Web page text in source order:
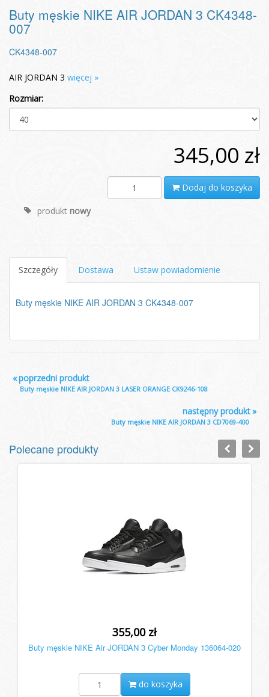
Buty męskie NIKE AIR JORDAN 3 CK4348-
007
CK4348-007
AIR JORDAN 3 więcej »
Rozmiar:
345,00 zł
Dodaj do koszyka
produkt nowy
Szczegóły Dostawa Ustaw powiadomienie
Buty męskie NIKE AIR JORDAN 3 CK4348-007
«poprzedni produkt
Buty męskie NIKE AIR JORDAN 3 LASER ORANGE CK9246-108
»
następny produkt
Buty męskie NIKE AIR JORDAN 3 CD7069-400
Polecane produkty
355,00 zł
Buty męskie NIKE Air JORDAN 3 Cyber Monday 136064-020
do koszyka